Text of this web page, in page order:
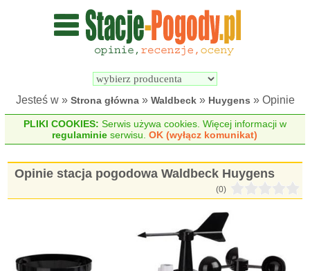
Wyszukiwarka
pogodowych
Jesteś w » Strona główna» Waldbeck» Huygens » Opinie
PLIKI COOKIES: Serwis używa cookies. Więcej informacji w
regulaminie serwisu.OK (wyłącz komunikat)
Opinie stacja pogodowa Waldbeck Huygens
(0)